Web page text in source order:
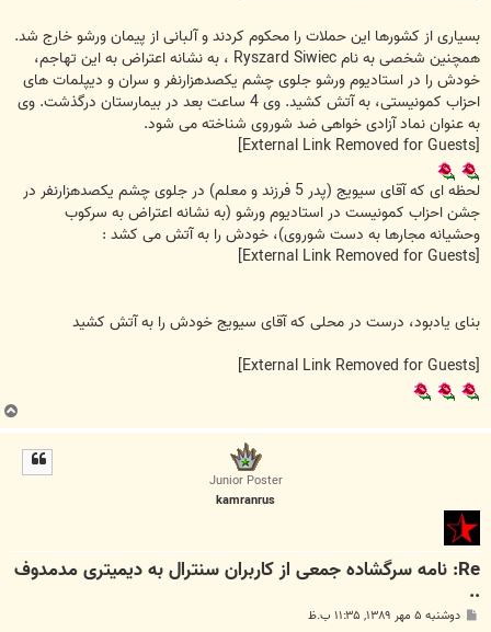
بسیاری از کشورها این حملات را محکوم کردند و آلبانی از پیمان ورشو خارج شد.
همچنین شخصی به نام Ryszard Siwiec ، به نشانه اعتراض به این تهاجم،
خودش را در استادیوم ورشو جلوی چشم یکصدهزارنفر و سران و دیپلمات های
احزاب کمونیستی، به آتش کشید. وی 4 ساعت بعد در بیمارستان درگذشت. وی
به عنوان نماد آزادی خواهی ضد شوروی شناخته می شود.
لحظه ای که آقای سیویج (پدر 5 فرزند و معلم) در جلوی چشم یکصدهزارنفر در
جشن احزاب کمونیست در استادیوم ورشو (به نشانه اعتراض به سرکوب
وحشیانه مجارها به دست شوروی)، خودش را به آتش می کشد :
بنای یادبود، درست در محلی که آقای سیویج خودش را به آتش کشید
ب
ا
Junior Poster
kamranrus
Re: نامه سرگشاده جمعی از کاربران سنترال به دیمیتری مدمدوف
..
پ دوشنبه ۵ مهر ۱۳۸۹, ۱۱:۳۵ ب.ظ